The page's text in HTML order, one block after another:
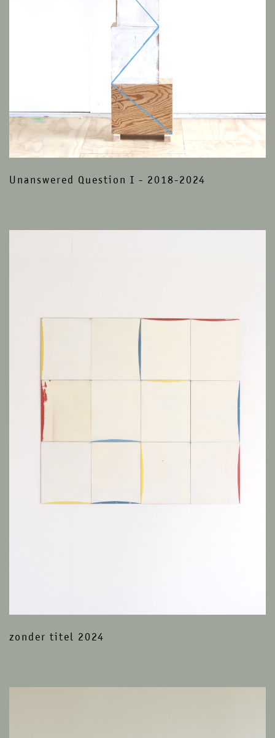
Unanswered Question I - 2018-2024
zonder titel 2024